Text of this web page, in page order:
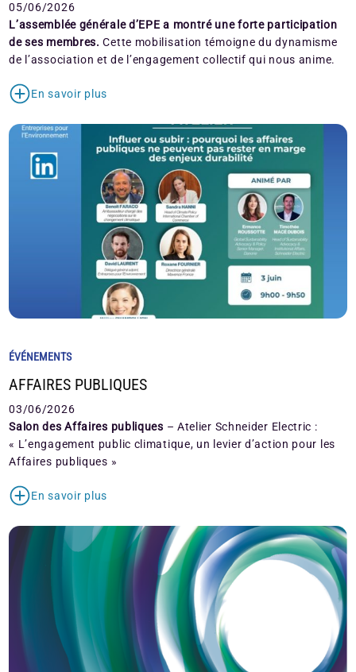
05/06/2026
L’assemblée générale d’EPE a montré une forte participation
de ses membres.Cette mobilisation témoigne du dynamisme
de l’association et de l’engagement collectif qui nous anime.
En savoir plus
ÉVÉNEMENTS
AFFAIRES PUBLIQUES
03/06/2026
Salon des Affaires publiques – Atelier Schneider Electric :
« L’engagement public climatique, un levier d’action pour les
Affaires publiques »
En savoir plus